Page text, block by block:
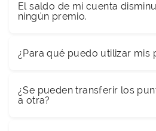
El saldo de mi cuenta
ningún premio.
¿Para qué puedo utilizar mis
¿Se pueden transferir los
a otra?